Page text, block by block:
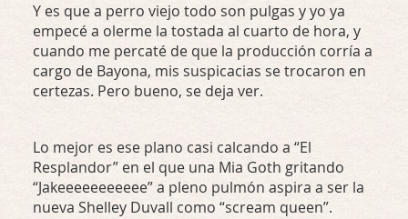
Y es que a perro viejo todo son pulgas y yo ya
empecé a olerme la tostada al cuarto de hora, y
cuando me percaté de que la producción corría a
cargo de Bayona, mis suspicacias se trocaron en
certezas. Pero bueno, se deja ver.
Lo mejor es ese plano casi calcando a “El
Resplandor” en el que una Mia Goth gritando
“Jakeeeeeeeeeee” a pleno pulmón aspira a ser la
nueva Shelley Duvall como “scream queen”.